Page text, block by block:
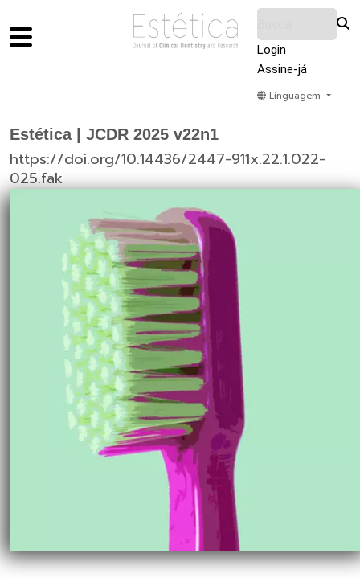
Login
Assine-já
Linguagem
Sobre Nós
Estética | JCDR 2025 v22n1
https://doi.org/10.14436/2447-911x.22.1.022-
025.fak